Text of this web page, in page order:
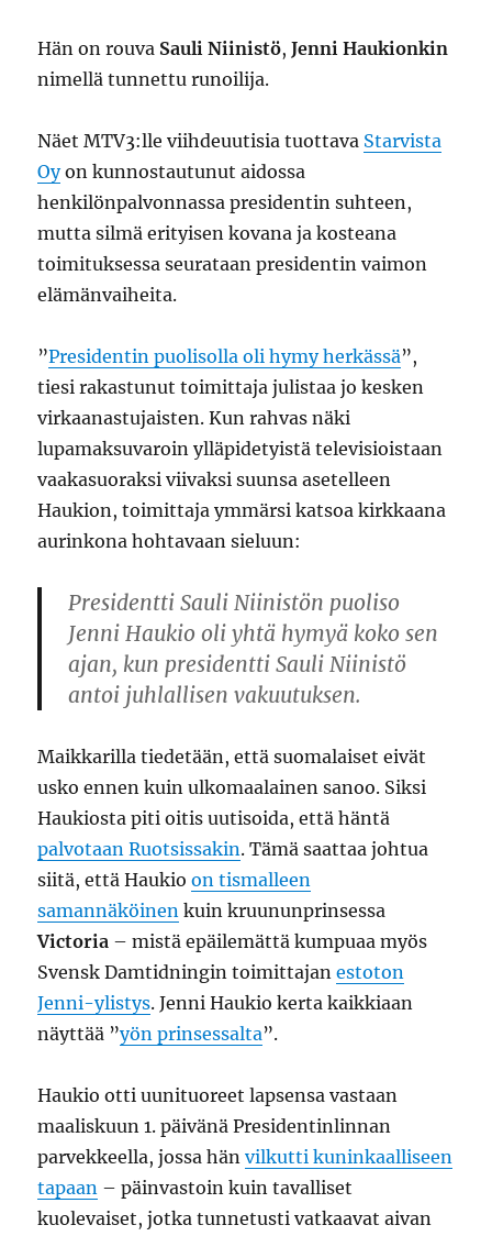
Hän on rouva Sauli Niinistö, Jenni Haukionkin
nimellä tunnettu runoilija.
Näet MTV3:lle viihdeuutisia tuottava Starvista
Oyon kunnostautunut aidossa
henkilönpalvonnassa presidentin suhteen,
mutta silmä erityisen kovana ja kosteana
toimituksessa seurataan presidentin vaimon
elämänvaiheita.
”Presidentin puolisolla oli hymy herkässä”,
tiesi rakastunut toimittaja julistaa jo kesken
virkaanastujaisten. Kun rahvas näki
lupamaksuvaroin ylläpidetyistä televisioistaan
vaakasuoraksi viivaksi suunsa asetelleen
Haukion, toimittaja ymmärsi katsoa kirkkaana
aurinkona hohtavaan sieluun:
Presidentti Sauli Niinistön puoliso
Jenni Haukio oli yhtä hymyä koko sen
ajan, kun presidentti Sauli Niinistö
antoi juhlallisen vakuutuksen.
Maikkarilla tiedetään, että suomalaiset eivät
usko ennen kuin ulkomaalainen sanoo. Siksi
Haukiosta piti oitis uutisoida, että häntä
palvotaan Ruotsissakin. Tämä saattaa johtua
siitä, että Haukioon tismalleen
samannäköinen kuin kruununprinsessa
Victoria – mistä epäilemättä kumpuaa myös
Svensk Damtidningin toimittajanestoton
Jenni-ylistys. Jenni Haukio kerta kaikkiaan
näyttää ”yön prinsessalta”.
Haukio otti uunituoreet lapsensa vastaan
maaliskuun 1. päivänä Presidentinlinnan
parvekkeella, jossa hänvilkutti kuninkaalliseen
tapaan – päinvastoin kuin tavalliset
kuolevaiset, jotka tunnetusti vatkaavat aivan